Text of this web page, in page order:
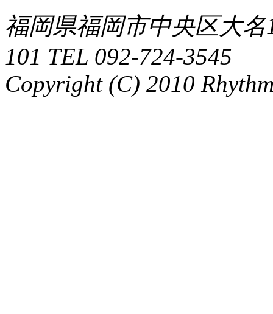
福岡県福岡市中央区大
101 TEL 092-724-3545
Copyright (C) 2010